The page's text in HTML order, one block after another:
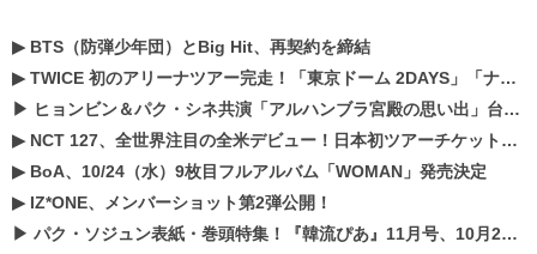
▶ BTS（防弾少年団）とBig Hit、再契約を締結
▶TWICE 初のアリーナツアー完走！「東京ドーム 2DAYS」「ナゴヤドーム1DAY」「京セラドーム1DAY」2019年ドームツアー開催決定！！
▶ ヒョンビン＆パク・シネ共演「アルハンブラ宮殿の思い出」台本読み現場を公開
▶ NCT 127、全世界注目の全米デビュー！日本初ツアーチケットが早くもプレミア化！？
▶ BoA、10/24（水）9枚目フルアルバム「WOMAN」発売決定
▶ IZ*ONE、メンバーショット第2弾公開！
▶ パク・ソジュン表紙・巻頭特集！『韓流ぴあ』11月号、10月22日（月）発売！